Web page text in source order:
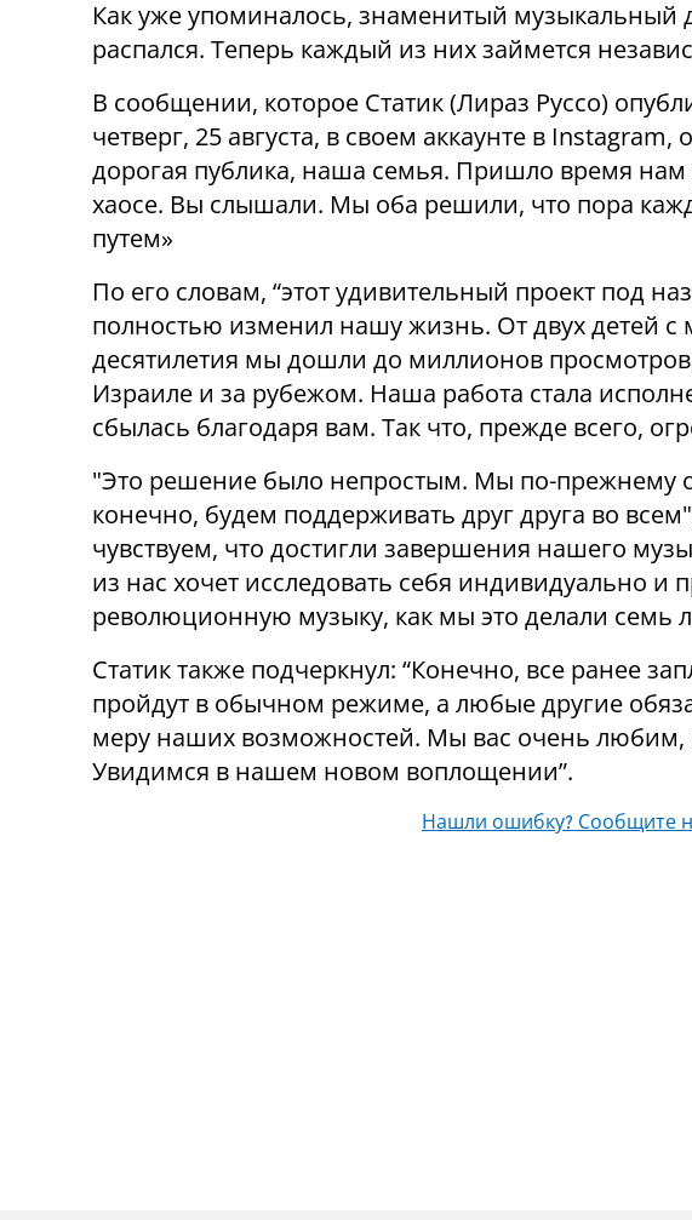
Как уже упоминалось, знаменитый музыкальный
распался. Теперь каждый из них займется
В сообщении, которое Статик (Лираз Руссо)
четверг, 25 августа, в своем аккаунте в
дорогая публика, наша семья. Пришло время нам
хаосе. Вы слышали. Мы оба решили, что пора
путем»
По его словам, “этот удивительный проект под
полностью изменил нашу жизнь. От двух детей с
десятилетия мы дошли до миллионов
Израиле и за рубежом. Наша работа стала
сбылась благодаря вам. Так что, прежде всего,
"Это решение было непростым. Мы по-прежнему
конечно, будем поддерживать друг друга во
чувствуем, что достигли завершения нашего
из нас хочет исследовать себя индивидуально и
революционную музыку, как мы это делали семь
Статик также подчеркнул: “Конечно, все ранее
пройдут в обычном режиме, а любые другие
меру наших возможностей. Мы вас очень любим,
Увидимся в нашем новом воплощении”.
Нашли ошибку? Сообщите